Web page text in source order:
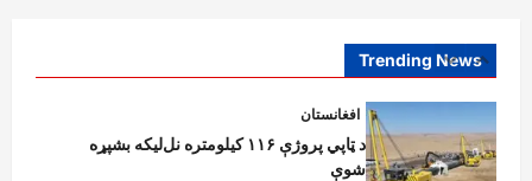
Trending News2
sharqnewsglobal.com
افغانستان
د ټاپي پروژې ۱۱۶ کیلومتره نل‌لیکه بشپړه
شوې